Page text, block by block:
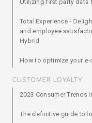
Utilizing first party data
Total Experience -
and employee
Hybrid
How to optimize your
CUSTOMER LOYALTY
2023 Consumer Trends
The definitive guide to